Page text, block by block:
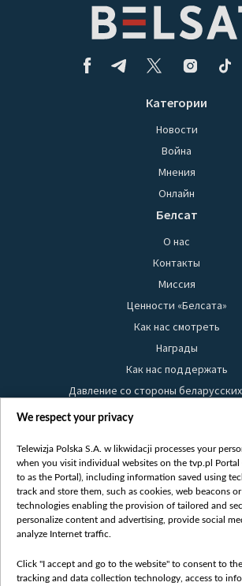
Категории
Новости
Война
Мнения
Онлайн
Белсат
О нас
Контакты
Миссия
Ценности «Белсата»
Как нас смотреть
Награды
Как нас поддержать
Давление со стороны
Правила использования
Безопасность
Youtube
Белсат news
Белсат Life
Belsat English
We respect your privacy
Telewizja Polska S.A. w likwidacji processes your
when you visit individual websites on the tvp.pl Portal
to as the Portal), including information saved using
track and store them, such as cookies, web beacons
technologies enabling the provision of tailored and
personalize content and advertising, provide social
analyze Internet traffic.
Click "I accept and go to the website" to consent to
tracking and data collection technology, access to